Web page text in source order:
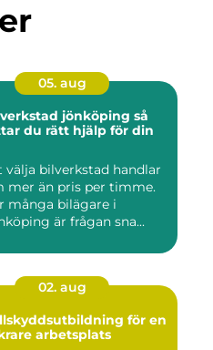
05. aug
jönköping så
du rätt hjälp för din
välja bilverkstad handlar
mer än pris per timme.
många bilägare i
är frågan sna...
02. aug
för en
arbetsplats